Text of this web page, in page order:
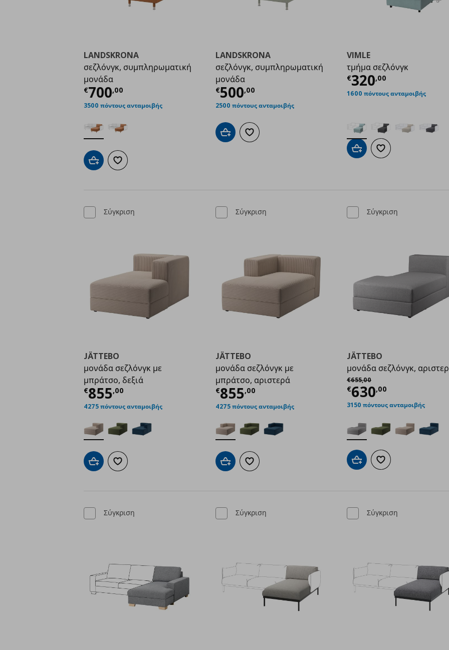
LANDSKRONA
σεζλόνγκ, συμπληρωματική
μονάδα
€700,00
Τρέχουσα τιμή € 700,00
3500 πόντους ανταμοιβής
Προσθήκη στο καλάθι
Προσθήκη στα αγαπημένα
LANDSKRONA
σεζλόνγκ, συμπληρωματική
μονάδα
€500,00
Τρέχουσα τιμή € 500,00
2500 πόντους ανταμοιβής
Προσθήκη στο καλάθι
Προσθήκη στα αγαπημένα
VIMLE
τμήμα σεζλόνγκ
€320,00
Τρέχουσα τιμή
1600 πόντους ανταμοιβής
Προσθήκη στο καλάθι
Προσθήκη στα
Σύγκριση
JÄTTEBO
μονάδα σεζλόνγκ με
μπράτσο, δεξιά
€855,00
Τρέχουσα τιμή € 855,00
4275 πόντους ανταμοιβής
Προσθήκη στο καλάθι
Προσθήκη στα αγαπημένα
Σύγκριση
JÄTTEBO
μονάδα σεζλόνγκ με
μπράτσο, αριστερά
€855,00
Τρέχουσα τιμή € 855,00
4275 πόντους ανταμοιβής
Προσθήκη στο καλάθι
Προσθήκη στα αγαπημένα
Σύγκριση
JÄTTEBO
μονάδα σεζλόνγκ,
€655,00
Αρχική τιμή
€630,00
Τρέχουσα τιμή
3150 πόντους ανταμοιβής
Προσθήκη στο καλάθι
Προσθήκη στα
Σύγκριση Σύγκριση Σύγκριση